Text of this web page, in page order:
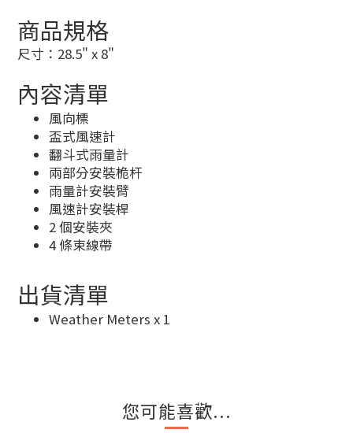
商品規格
尺寸：28.5" x 8"
內容清單
風向標
盃式風速計
翻斗式雨量計
兩部分安裝桅杆
雨量計安裝臂
風速計安裝桿
2 個安裝夾
4 條束線帶
出貨清單
Weather Meters x 1
您可能喜歡...